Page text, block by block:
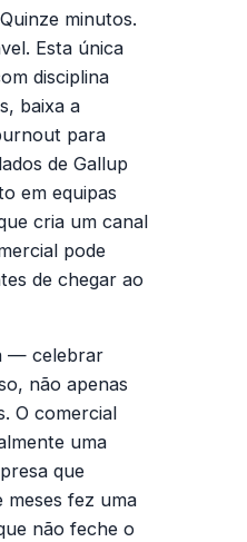
minutos.
Esta única
disciplina
baixa a
para
de Gallup
em equipas
cria um canal
pode
de chegar ao
— celebrar
não apenas
O comercial
uma
que
meses fez uma
não feche o